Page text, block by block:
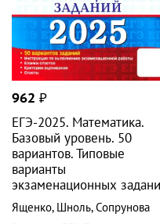
962₽
ЕГЭ-2025. Математика.
Базовый уровень. 50
вариантов. Типовые
варианты
экзаменационных заданий
Ященко, Шноль,Сопрунова
Экзамен:ЕГЭ Тесты от